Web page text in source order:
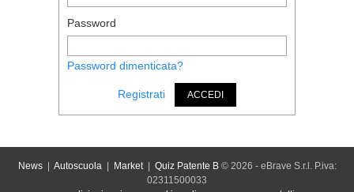
Password
Password dimenticata?
Registrati ACCEDI
News| Autoscuola| Market| Quiz Patente B© 2026 - eBrave S.r.l. P.iva:
02311500033